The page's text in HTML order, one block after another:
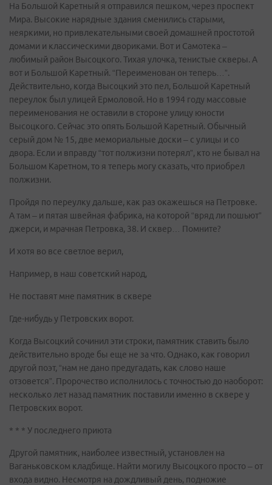
На Большой Каретный я отправился пешком, через проспект
Мира. Высокие нарядные здания сменились старыми,
неяркими, но привлекательными своей домашней простотой
домами и классическими двориками. Вот и Самотека –
любимый район Высоцкого. Тихая улочка, тенистые скверы. А
вот и Большой Каретный. “Переименован он теперь…”.
Действительно, когда Высоцкий это пел, Большой Каретный
переулок был улицей Ермоловой. Но в 1994 году массовые
переименования не оставили в стороне улицу юности
Высоцкого. Сейчас это опять Большой Каретный. Обычный
серый дом № 15, две мемориальные доски – с улицы и со
двора. Если и вправду “тот полжизни потерял”, кто не бывал на
Большом Каретном, то я теперь могу сказать, что приобрел
полжизни.
Пройдя по переулку дальше, как раз окажешься на Петровке.
А там – и пятая швейная фабрика, на которой “вряд ли пошьют”
джерси, и мрачная Петровка, 38. И сквер… Помните?
И хотя во все светлое верил,
Например, в наш советский народ,
Не поставят мне памятник в сквере
Где-нибудь у Петровских ворот.
Когда Высоцкий сочинил эти строки, памятник ставить было
действительно вроде бы еще не за что. Однако, как говорил
другой поэт, “нам не дано предугадать, как слово наше
отзовется”. Пророчество исполнилось с точностью до наоборот:
несколько лет назад памятник поставили именно в сквере у
Петровских ворот.
* * * У последнего приюта
Другой памятник, наиболее известный, установлен на
Ваганьковском кладбище. Найти могилу Высоцкого просто – от
входа видно. Несмотря на дождливый день, подножие